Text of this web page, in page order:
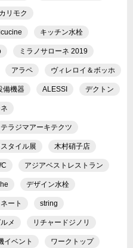
カリモク
キッチン水栓
ミラノサローネ 2019
アラペ ヴィレロイ＆ボッホ
備機器 ALESSI デクトン
テラジマアーキテクツ
タイル展 木村硝子店
アジアベストレストラン
デザイン水栓
ート string
メ リチャードジノリ
イベント ワークトップ